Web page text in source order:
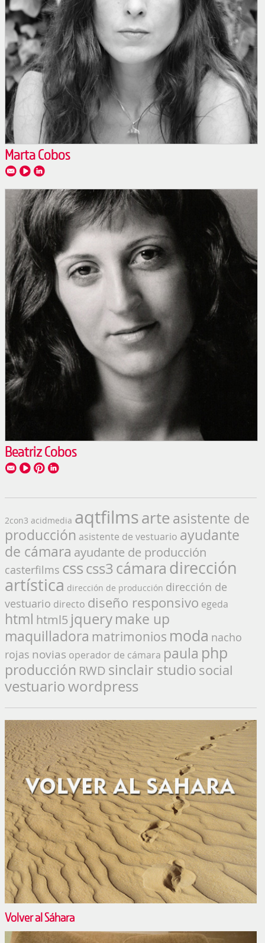
Marta Cobos
Beatriz Cobos
2con3 acidmedia aqtfilmsarte asistente de
producción asistente de vestuario ayudante
de cámara ayudante de producción
casterfilms csscss3 cámara dirección
artística dirección de producción dirección de
vestuario directo diseño responsivo egeda
html html5 jquerymake up
maquilladora matrimonios moda nacho
rojas novias operador de cámara paula php
producción RWD sinclair studio social
vestuariowordpress
Volver al Sáhara